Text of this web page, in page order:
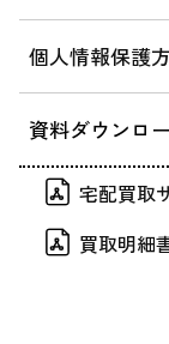
個人情報保護
資料ダウンロ
宅配買取
買取明細